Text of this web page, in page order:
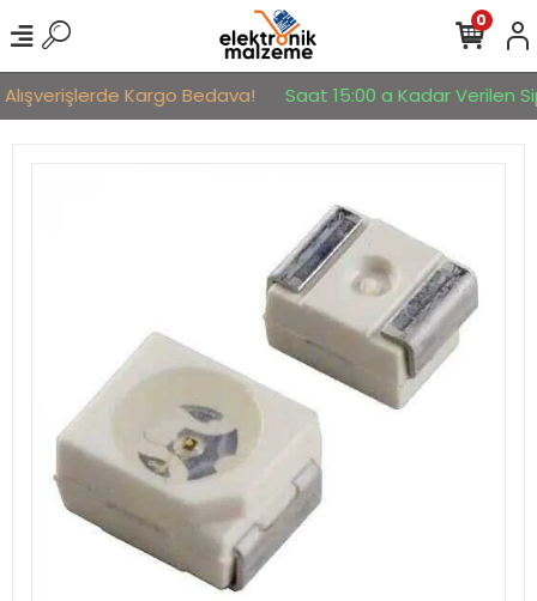
Kargo Bedava! Saat 15:00 a Kadar Verilen
0